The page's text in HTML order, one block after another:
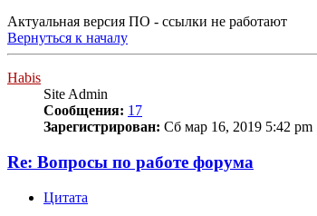
Актуальная версия ПО - ссылки не работают
Вернуться к началу
Habis
Site Admin
Сообщения: 17
Зарегистрирован: Сб мар 16, 2019 5:42 pm
Re: Вопросы по работе форума
Цитата